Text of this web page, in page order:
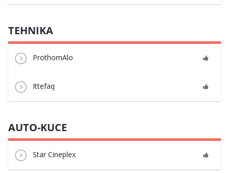
TEHNIKA
ProthomAlo
Ittefaq
AUTO-KUCE
Star Cineplex